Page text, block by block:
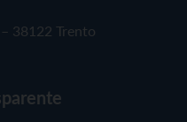
38122 Trento